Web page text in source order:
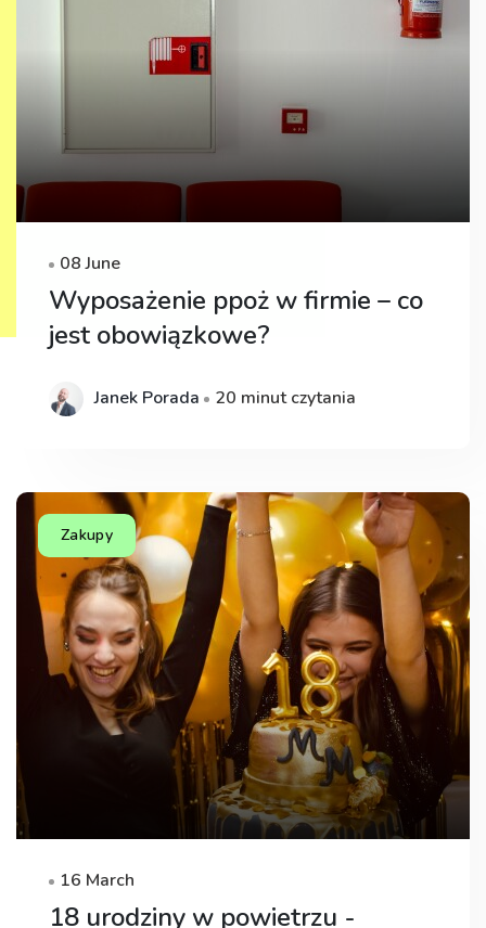
08 June
Wyposażenie ppoż w firmie – co
jest obowiązkowe?
Janek Porada 20 minut czytania
Zakupy
16 March
18 urodziny w powietrzu -